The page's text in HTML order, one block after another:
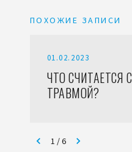
ПОХОЖИЕ ЗАПИСИ
01.02.2023
ЧТО СЧИТАЕТСЯ
ТРАВМОЙ?
1 /6